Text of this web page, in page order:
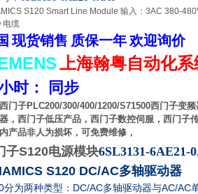
S120 Smart Line Module 输入：3AC 380-
电缆
现货销售 质保一年欢迎询价
上海翰粤自动化系
时： 同步
门子PLC200/300/400/1200/S71500西门子变频
，西门子低压产品，西门子数控伺服，西门子
产品非人为损坏，可免费维修，
子S120电源模块6SL3131-6AE21-
S120 DC/AC多轴驱动器
分为两种类型： DC/AC多轴驱动器与AC/AC